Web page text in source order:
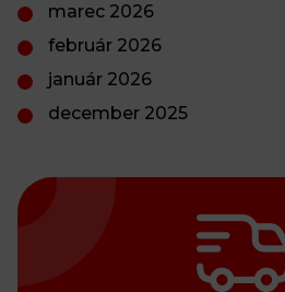
marec 2026
február 2026
január 2026
december 2025